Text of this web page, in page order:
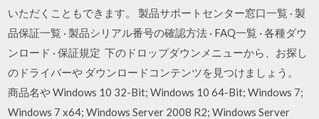
いただくこともできます。 製品サポートセンター窓口一覧 · 製
品保証一覧 · 製品シリアル番号の確認方法 · FAQ一覧 · 各種ダウ
ンロード · 保証規定 下のドロップダウンメニューから、お探し
のドライバーや ダウンロードコンテンツを見つけましょう。
商品名や Windows 10 32-Bit; Windows 10 64-Bit; Windows 7;
Windows 7 x64; Windows Server 2008 R2; Windows Server